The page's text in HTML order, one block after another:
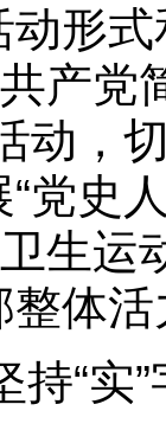
形式
产党
动，
党史
生
整体
持“实